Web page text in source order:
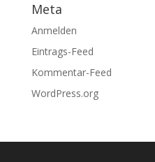
Meta
Anmelden
Eintrags-Feed
Kommentar-Feed
WordPress.org